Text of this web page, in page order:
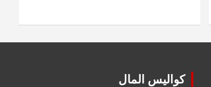
كواليس المال